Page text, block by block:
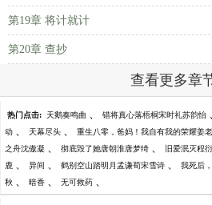
第19章 将计就计
第20章 查抄
查看更多章
热门点击: 天鹅奏鸣曲 、 错将真心落梧桐宋时礼苏韵怡
动 、 天幕尽头 、 重生八零，爸妈！我自有我的荣耀姜
之舟沈傲凝 、 彻底毁了她唐朝淮唐梦绮 、 旧爱泯灭程
鹿 、 异间 、 鹤别空山踏明月孟谦荀宋雪诗 、 我死后
秋 、 暗香 、 无可救药 、